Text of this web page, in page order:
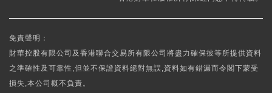
免責聲明：
財華控股有限公司及香港聯合交易所有限公司將盡力確保彼等所提供資料
之準確性及可靠性,但並不保證資料絕對無誤,資料如有錯漏而令閣下蒙受
損失,本公司概不負責。